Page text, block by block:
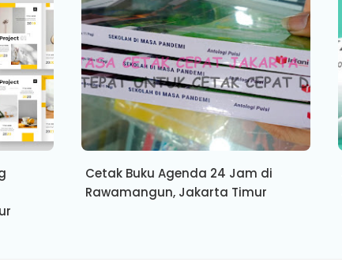
Cetak Buku Agenda 24 Jam di
Rawamangun, Jakarta Timur